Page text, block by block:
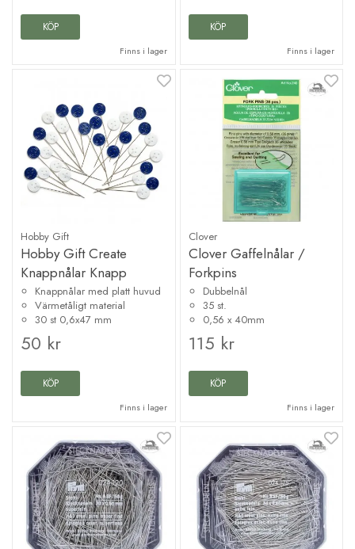
KÖP
Finns i lager
KÖP
Finns i lager
Hobby Gift
Hobby Gift Create
Knappnålar Knapp
Knappnålar med platt huvud
Värmetåligt material
30 st 0,6x47 mm
50 kr
KÖP
Finns i lager
Clover
Clover Gaffelnålar /
Forkpins
Dubbelnål
35 st.
0,56 x 40mm
115 kr
KÖP
Finns i lager